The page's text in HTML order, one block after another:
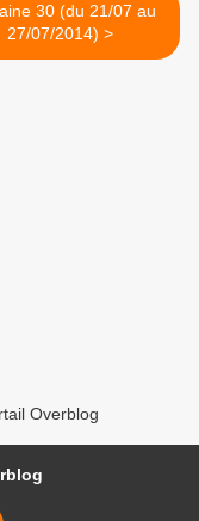
30 (du 21/07 au
27/07/2014) >
Overblog